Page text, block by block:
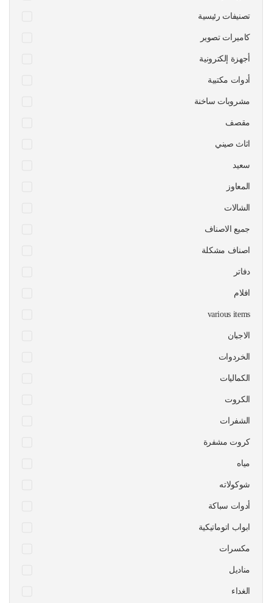
تصنيفات رئيسية
كاميرات تصوير
أجهزة إلكترونية
أدوات مكتبية
مشروبات ساخنة
مقصف
اثاث صيني
سعيد
المعاوز
الشالات
جميع الاصناف
اصناف مشكلة
دفاتر
افلام
various items
الاجبان
الخردوات
الكماليات
الكروت
الشفرات
كروت مشفرة
مياه
شوكولاته
أدوات سباكة
ابواب اتوماتيكية
مكسرات
مناديل
الغداء